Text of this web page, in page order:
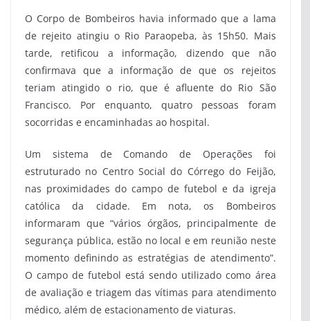
O Corpo de Bombeiros havia informado que a lama
de rejeito atingiu o Rio Paraopeba, às 15h50. Mais
tarde, retificou a informação, dizendo que não
confirmava que a informação de que os rejeitos
teriam atingido o rio, que é afluente do Rio São
Francisco. Por enquanto, quatro pessoas foram
socorridas e encaminhadas ao hospital.
Um sistema de Comando de Operações foi
estruturado no Centro Social do Córrego do Feijão,
nas proximidades do campo de futebol e da igreja
católica da cidade. Em nota, os Bombeiros
informaram que “vários órgãos, principalmente de
segurança pública, estão no local e em reunião neste
momento definindo as estratégias de atendimento”.
O campo de futebol está sendo utilizado como área
de avaliação e triagem das vítimas para atendimento
médico, além de estacionamento de viaturas.